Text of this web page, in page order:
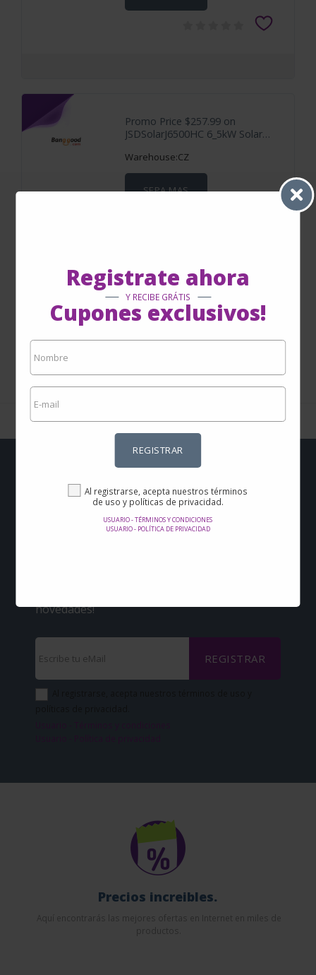
Registrate ahora
Y RECIBE GRÁTIS
Cupones exclusivos!
REGISTRAR
Al registrarse, acepta nuestros términos
de uso y políticas de privacidad.
USUARIO - TÉRMINOS Y CONDICIONES
USUARIO - POLÍTICA DE PRIVACIDAD
Promo Price $257.99 on
JSDSolarJ6500HC 6_5kW Solar
Warehouse:CZ
SEPA MAS
1 - 0 de 0
¿Quieres recibir
Ofertas y
novedades!
REGISTRAR
Precios increibles.